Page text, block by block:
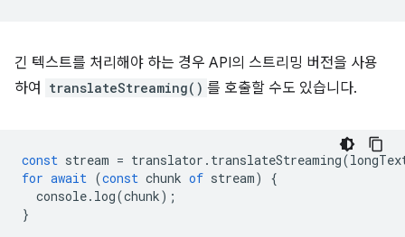
긴 텍스트를 처리해야 하는 경우 API의 스트리밍 버전을 사용
하여
translateStreaming() 를 호출할 수도 있습니다.
const stream = translator . translateStreaming(
for await (const chunk of stream)
{
console. log(chunk);
}